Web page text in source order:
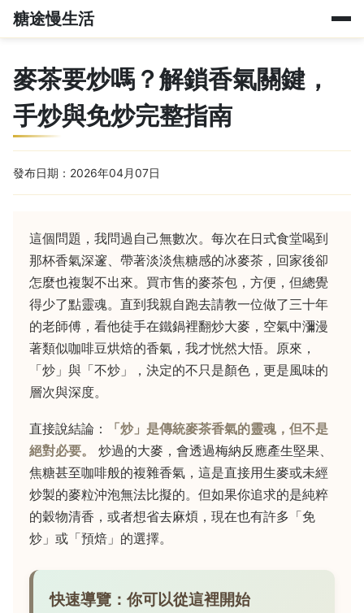
糖途慢生活
麥茶要炒嗎？解鎖香氣關鍵，
手炒與免炒完整指南
發布日期：2026年04月07日
這個問題，我問過自己無數次。每次在日式食堂喝到
那杯香氣深邃、帶著淡淡焦糖感的冰麥茶，回家後卻
怎麼也複製不出來。買市售的麥茶包，方便，但總覺
得少了點靈魂。直到我親自跑去請教一位做了三十年
的老師傅，看他徒手在鐵鍋裡翻炒大麥，空氣中瀰漫
著類似咖啡豆烘焙的香氣，我才恍然大悟。原來，
「炒」與「不炒」，決定的不只是顏色，更是風味的
層次與深度。
直接說結論：
「炒」是傳統麥茶香氣的靈魂，但不是
絕對必要。
炒過的大麥，會透過梅納反應產生堅果、
焦糖甚至咖啡般的複雜香氣，這是直接用生麥或未經
炒製的麥粒沖泡無法比擬的。但如果你追求的是純粹
的穀物清香，或者想省去麻煩，現在也有許多「免
炒」或「預焙」的選擇。
快速導覽：你可以從這裡開始